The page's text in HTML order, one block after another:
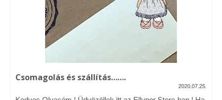
Vásárok, ahol velem is találkozhattál…
Alapanyagok, kellékek
Ellynor története
Adatkezelési tájékoztató
Csomagolás és szállítás…….
2020.07.25.